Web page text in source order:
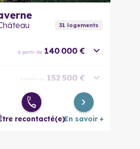
31logements
à partir de 140 000 €
à partir de 152 500 €
à partir de 199 000 €
recontacté(e)En savoir +